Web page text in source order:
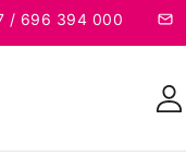
/ 696 394 000